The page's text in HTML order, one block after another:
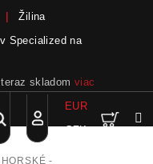
Žilina
Specialized na
skladom viac
Hľadať
Prihlásenie
EUR
CZK
HORSKÉ -